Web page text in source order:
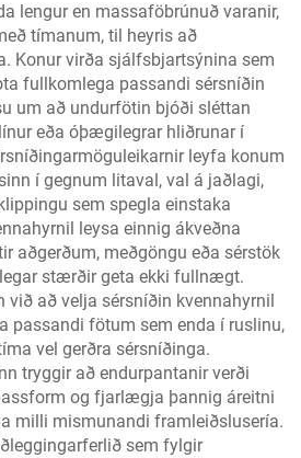
lengur en massaföbrúnuð varanir,
tímanum, til heyris að
Konur virða sjálfsbjartsýnina sem
fullkomlega passandi sérsníðin
um að undurfötin bjóði sléttan
eða óþægilegrar hliðrunar í
leyfa konum
í gegnum litaval, val á jaðlagi,
sem spegla einstaka
leysa einnig ákveðna
aðgerðum, meðgöngu eða sérstök
stærðir geta ekki fullnægt.
að velja sérsníðin kvennahyrnil
passandi fötum sem enda í ruslinu,
vel gerðra sérsníðinga.
tryggir að endurpantanir verði
og fjarlægja þannig áreitni
milli mismunandi framleiðslusería.
sem fylgir